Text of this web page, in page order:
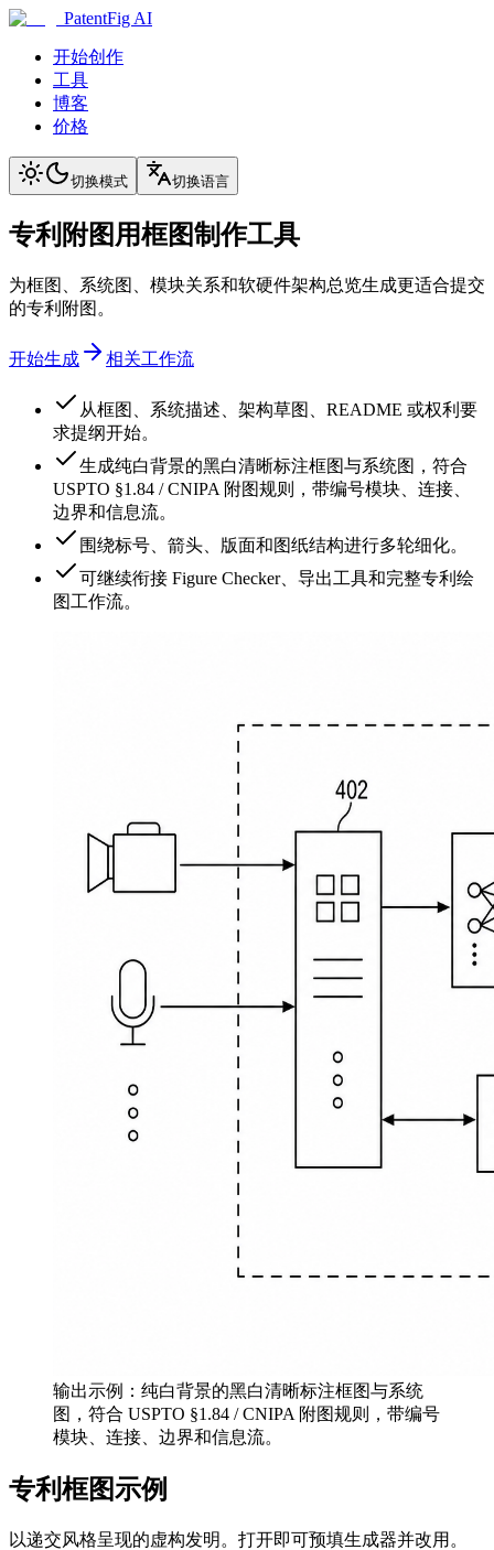
PatentFig AI
开始创作
工具
博客
价格
切换模式 切换语言
专利附图用框图制作工具
为框图、系统图、模块关系和软硬件架构总览生成更适合提交
的专利附图。
开始生成 相关工作流
从框图、系统描述、架构草图、README 或权利要
求提纲开始。
生成纯白背景的黑白清晰标注框图与系统图，符合
USPTO §1.84 / CNIPA 附图规则，带编号模块、连接、
边界和信息流。
围绕标号、箭头、版面和图纸结构进行多轮细化。
可继续衔接 Figure Checker、导出工具和完整专利绘
图工作流。
输出示例：纯白背景的黑白清晰标注框图与系统
图，符合 USPTO §1.84 / CNIPA 附图规则，带编号
模块、连接、边界和信息流。
专利框图示例
以递交风格呈现的虚构发明。打开即可预填生成器并改用。